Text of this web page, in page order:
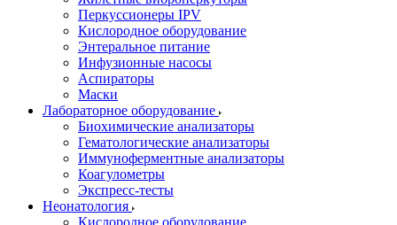
Перкуссионеры IPV
Кислородное оборудование
Энтеральное питание
Инфузионные насосы
Аспираторы
Маски
Лабораторное оборудование
Биохимические анализаторы
Гематологические анализаторы
Иммуноферментные анализаторы
Коагулометры
Экспресс-тесты
Неонатология
Кислородное оборудование